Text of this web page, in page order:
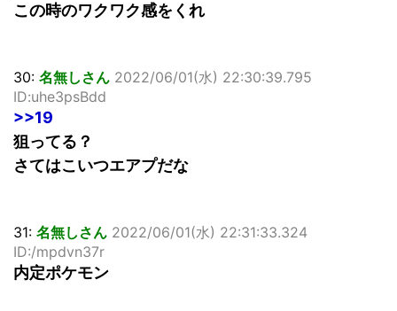
この時のワクワク感をくれ
30: 名無しさん 2022/06/01(水) 22:30:39.795
ID:uhe3psBdd
>>19
狙ってる？
さてはこいつエアプだな
31: 名無しさん 2022/06/01(水) 22:31:33.324
ID:/mpdvn37r
内定ポケモン